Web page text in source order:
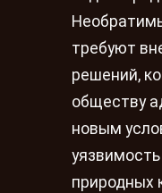
требуют
решений,
обществу
новым
природных